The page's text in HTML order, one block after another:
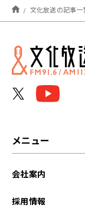
文化放送の記事一
メニュー
会社案内
採用情報